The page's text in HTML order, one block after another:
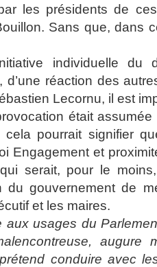
les présidents de
Sans que, dans
individuelle
d’une réaction des
Lecornu, il est
était
cela pourrait signifier
Engagement et
serait, pour le
du gouvernement de
et les maires.
usages du
conduire avec